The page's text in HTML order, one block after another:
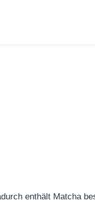
enthält Matcha